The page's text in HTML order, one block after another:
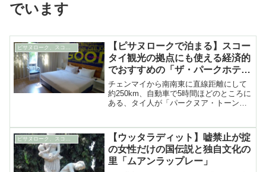
でいます
【ピサヌロークで泊まる】スコー
タイ観光の拠点にも使える経済的
でおすすめの「ザ・パークホテ
ル」
チェンマイから南南東に直線距離にして
約250km、自動車で5時間ほどのところに
ある、タイ人が「パークヌア・トーンラ
国道が交差する……
ピサヌローク、スコータイ、ウッタラディット&ペチャブーン
【ウッタラディット】嘘禁止が掟
の女性だけの国伝説と独自文化の
里「ムアンラップレー」